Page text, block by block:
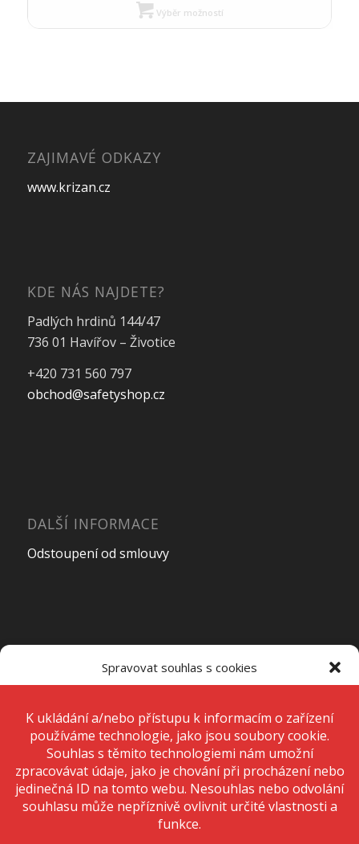
Spravovat souhlas s cookies
technologie, jako jsou soubory cookie. Děláme to, abychom zlepšili
zážitek z prohlížení a zobrazovali personalizované reklamy. Souhlas s
těmito technologiemi nám umožní zpracovávat údaje, jako je chování
při procházení nebo jedinečná ID na tomto webu. Nesouhlas nebo
odvolání souhlasu může nepříznivě ovlivnit určité vlastnosti a funkce.
Přijmout
Výběr možností
ZAJIMAVÉ ODKAZY
www.krizan.cz
KDE NÁS NAJDETE?
Padlých hrdinů 144/47
736 01 Havířov – Životice
+420 731 560 797
obchod@safetyshop.cz
DALŠÍ INFORMACE
Odstoupení od smlouvy
Pondělí – Pátek7:00 – 15:00
SobotaZavřeno
Neděle Zavřeno